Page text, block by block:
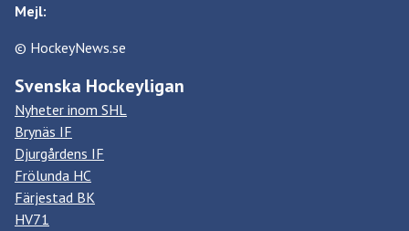
Mejl:
© HockeyNews.se
Svenska Hockeyligan
Nyheter inom SHL
Brynäs IF
Djurgårdens IF
Frölunda HC
Färjestad BK
HV71